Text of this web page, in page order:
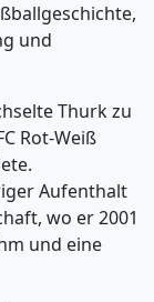
und
Thurk zu
Rot-Weiß
Aufenthalt
wo er 2001
und eine